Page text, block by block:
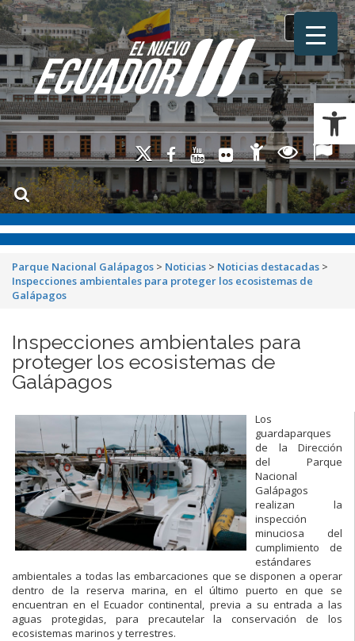
Toggle
Parque Nacional Galápagos > Noticias > Noticias destacadas >
Inspecciones ambientales para proteger los ecosistemas de
Galápagos
Inspecciones ambientales para
proteger los ecosistemas de
Galápagos
Los
guardaparques
de la Dirección
del Parque
Nacional
Galápagos
realizan la
inspección
minuciosa del
cumplimiento de
estándares
ambientales a todas las embarcaciones que se disponen a operar
dentro de la reserva marina, en el último puerto en que se
encuentran en el Ecuador continental, previa a su entrada a las
aguas protegidas, para precautelar la conservación de los
ecosistemas marinos y terrestres.